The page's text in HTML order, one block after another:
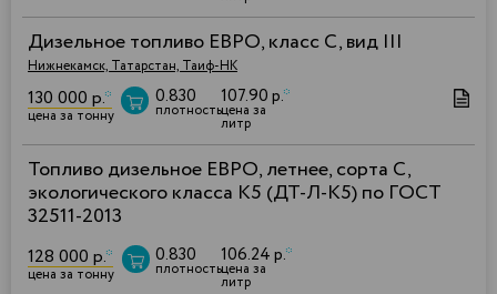
Дизельное топливо ЕВРО, класс С, вид III
Нижнекамск, Татарстан, Таиф-НК
130 000 р.*
цена за тонну
0.830
плотность
107.90 р.*
цена за
литр
Топливо дизельное ЕВРО, летнее, сорта C,
экологического класса К5 (ДТ-Л-К5) по ГОСТ
32511-2013
128 000 р.*
цена за тонну
0.830
плотность
106.24 р.*
цена за
литр